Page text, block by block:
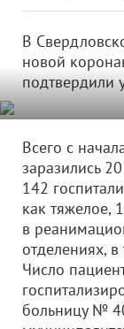
В
новой
подтвердили
Всего с
заразились
142
как тяжелое,
в
отделениях,
Число
больницу №